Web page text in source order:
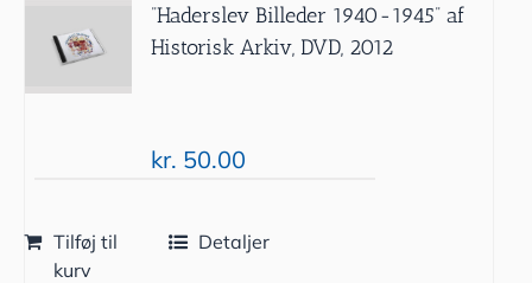
”Haderslev Billeder 1940-1945” af
Historisk Arkiv, DVD, 2012
kr. 50.00
Tilføj til
kurv
Detaljer